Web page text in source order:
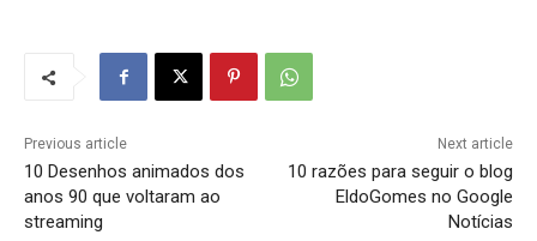
Previous article
10 Desenhos animados dos
anos 90 que voltaram ao
streaming
Next article
10 razões para seguir o blog
EldoGomes no Google
Notícias